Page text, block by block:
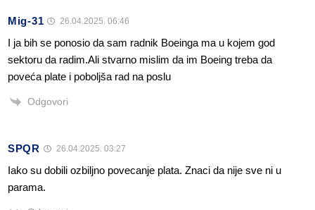
Mig-31 26.04.2025. 06:46
I ja bih se ponosio da sam radnik Boeinga ma u kojem god
sektoru da radim.Ali stvarno mislim da im Boeing treba da
poveća plate i poboljša rad na poslu
Odgovori
SPQR 26.04.2025. 03:27
Iako su dobili ozbiljno povecanje plata. Znaci da nije sve ni u
parama.